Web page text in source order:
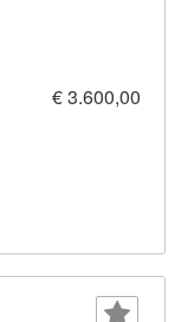
€ 3.600,00